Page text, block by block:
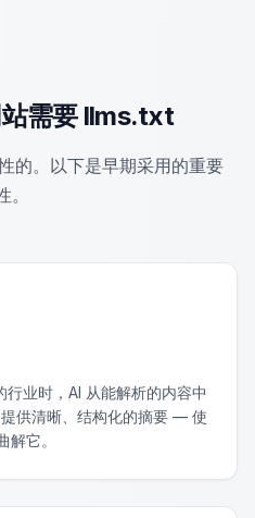
需要 llms.txt
的。以下是早期采用的重要
。
业时，AI 从能解析的内容中
供清晰、结构化的摘要 — 使
它。